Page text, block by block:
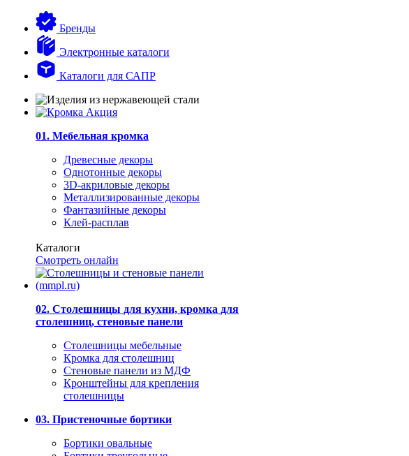
Бренды
Электронные каталоги
Каталоги для САПР
01. Мебельная кромка
Древесные декоры
Однотонные декоры
3D-акриловые декоры
Металлизированные декоры
Фантазийные декоры
Клей-расплав
Каталоги
Смотреть онлайн
02. Столешницы для кухни, кромка для
столешниц, стеновые панели
Столешницы мебельные
Кромка для столешниц
Стеновые панели из МДФ
Кронштейны для крепления
столешницы
03. Пристеночные бортики
Бортики овальные